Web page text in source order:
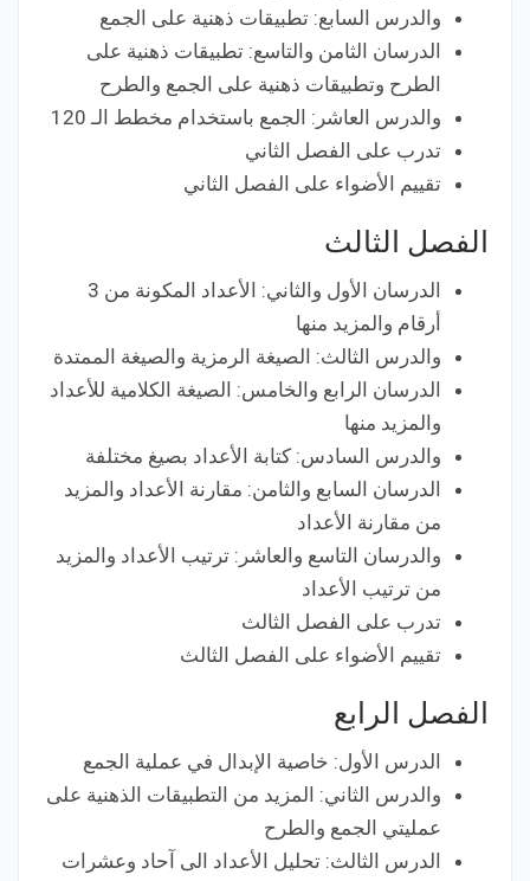
والدرس السابع: تطبيقات ذهنية على الجمع
الدرسان الثامن والتاسع: تطبيقات ذهنية على
الطرح وتطبيقات ذهنية على الجمع والطرح
والدرس العاشر: الجمع باستخدام مخطط الـ 120
تدرب على الفصل الثاني
تقييم الأضواء على الفصل الثاني
الفصل الثالث
الدرسان الأول والثاني: الأعداد المكونة من 3
أرقام والمزيد منها
والدرس الثالث: الصيغة الرمزية والصيغة الممتدة
الدرسان الرابع والخامس: الصيغة الكلامية للأعداد
والمزيد منها
والدرس السادس: كتابة الأعداد بصيغ مختلفة
الدرسان السابع والثامن: مقارنة الأعداد والمزيد
من مقارنة الأعداد
والدرسان التاسع والعاشر: ترتيب الأعداد والمزيد
من ترتيب الأعداد
تدرب على الفصل الثالث
تقييم الأضواء على الفصل الثالث
الفصل الرابع
الدرس الأول: خاصية الإبدال في عملية الجمع
والدرس الثاني: المزيد من التطبيقات الذهنية على
عمليتي الجمع والطرح
الدرس الثالث: تحليل الأعداد الى آحاد وعشرات